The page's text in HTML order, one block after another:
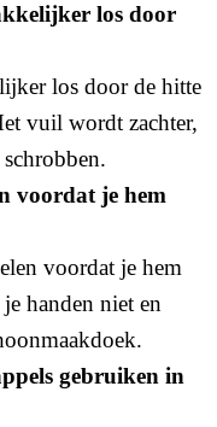
los door
los door de hitte
vuil wordt zachter,
voordat je hem
voordat je hem
handen niet en
gebruiken in